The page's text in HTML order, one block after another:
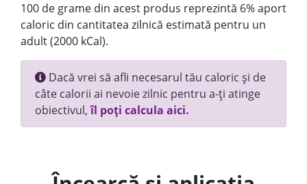
100 de grame din acest produs reprezintă 6% aport
caloric din cantitatea zilnică estimată pentru un
adult (2000 kCal).
Dacă vrei să afli necesarul tău caloric și de
câte calorii ai nevoie zilnic pentru a-ți atinge
obiectivul,îl poți calcula aici.